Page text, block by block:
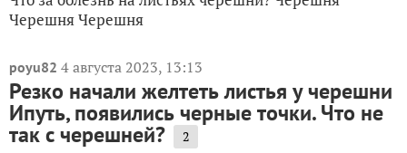
Черешня Черешня
poyu82 4 августа 2023, 13:13
Резко начали желтеть листья у черешни
Ипуть, появились черные точки. Что не
так с черешней? 2